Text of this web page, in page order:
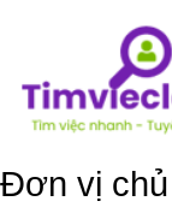
Đơn vị